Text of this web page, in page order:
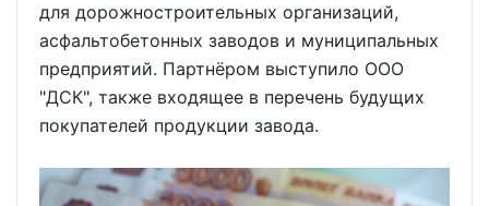
для дорожностроительных организаций,
асфальтобетонных заводов и муниципальных
предприятий. Партнёром выступило ООО
"ДСК", также входящее в перечень будущих
покупателей продукции завода.